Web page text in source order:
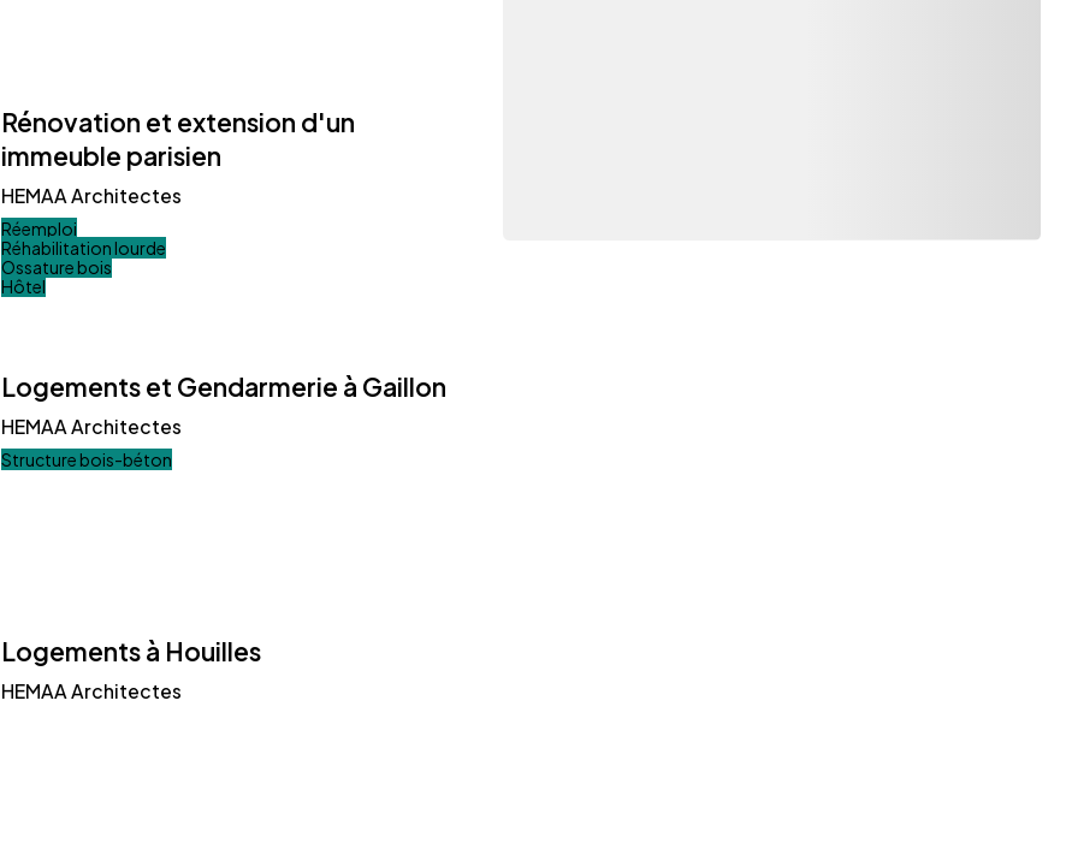
Rénovation et extension d'un
immeuble parisien
HEMAA Architectes
Réemploi
Réhabilitation lourde
Ossature bois
Hôtel
Logements et Gendarmerie à Gaillon
HEMAA Architectes
Structure bois-béton
Logements à Houilles
HEMAA Architectes